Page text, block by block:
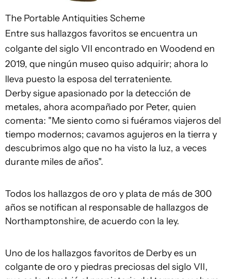
The Portable Antiquities Scheme
Entre sus hallazgos favoritos se encuentra un
colgante del siglo VII encontrado en Woodend en
2019, que ningún museo quiso adquirir; ahora lo
lleva puesto la esposa del terrateniente.
Derby sigue apasionado por la detección de
metales, ahora acompañado por Peter, quien
comenta: "Me siento como si fuéramos viajeros del
tiempo modernos; cavamos agujeros en la tierra y
descubrimos algo que no ha visto la luz, a veces
durante miles de años".
Todos los hallazgos de oro y plata de más de 300
años se notifican al responsable de hallazgos de
Northamptonshire, de acuerdo con la ley.
Uno de los hallazgos favoritos de Derby es un
colgante de oro y piedras preciosas del siglo VII,